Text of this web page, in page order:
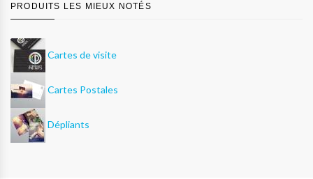
PRODUITS LES MIEUX NOTÉS
Cartes de visite
Cartes Postales
Dépliants